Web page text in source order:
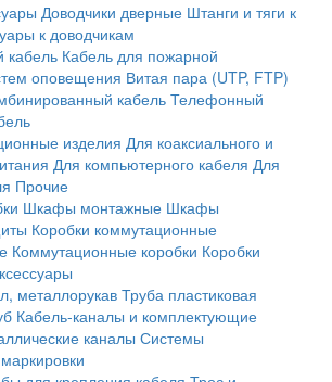
Доводчики дверные Штанги и тяги к
к доводчикам
кабель Кабель для пожарной
оповещения Витая пара (UTP, FTP)
кабель Телефонный
изделия Для коаксиального и
Для компьютерного кабеля Для
Прочие
Шкафы монтажные Шкафы
Коробки коммутационные
Коммутационные коробки Коробки
металлорукав Труба пластиковая
Кабель-каналы и комплектующие
каналы Системы